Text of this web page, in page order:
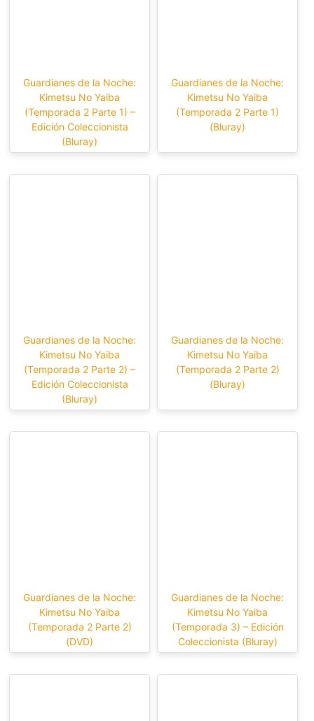
Guardianes de la Noche:
Kimetsu No Yaiba
(Temporada 2 Parte 1) –
Edición Coleccionista
(Bluray)
Guardianes de la Noche:
Kimetsu No Yaiba
(Temporada 2 Parte 1)
(Bluray)
Guardianes de la Noche:
Kimetsu No Yaiba
(Temporada 2 Parte 2) –
Edición Coleccionista
(Bluray)
Guardianes de la Noche:
Kimetsu No Yaiba
(Temporada 2 Parte 2)
(Bluray)
Guardianes de la Noche:
Kimetsu No Yaiba
(Temporada 2 Parte 2)
(DVD)
Guardianes de la Noche:
Kimetsu No Yaiba
(Temporada 3) – Edición
Coleccionista (Bluray)